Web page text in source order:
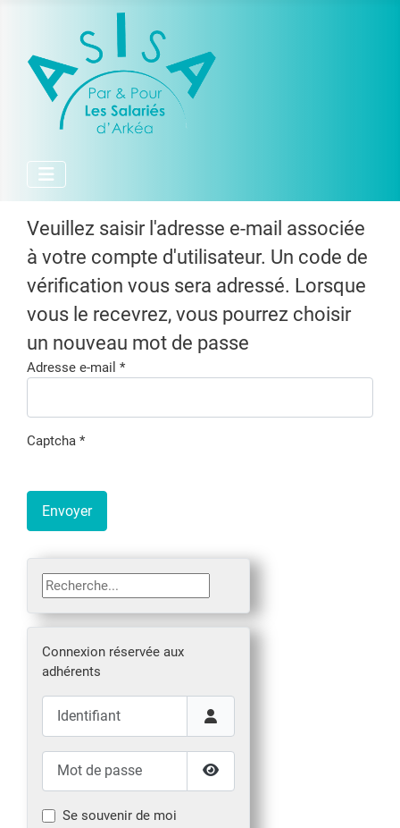
Veuillez saisir l'adresse e-mail associée
à votre compte d'utilisateur. Un code de
vérification vous sera adressé. Lorsque
vous le recevrez, vous pourrez choisir
un nouveau mot de passe
Adresse e-mail *
Captcha *
Envoyer
Rechercher
Connexion réservée aux
adhérents
Afficher le mot de passe
Se souvenir de moi